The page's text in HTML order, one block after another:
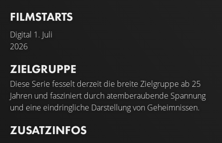
FILMSTARTS
Digital 1. Juli
2026
ZIELGRUPPE
Diese Serie fesselt derzeit die breite Zielgruppe ab 25
Jahren und fasziniert durch atemberaubende Spannung
und eine eindringliche Darstellung von Geheimnissen.
ZUSATZINFOS